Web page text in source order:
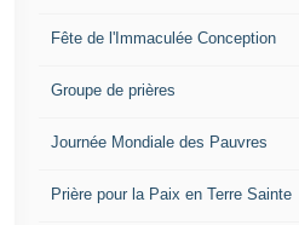
Fête de l'Immaculée Conception
Groupe de prières
Journée Mondiale des Pauvres
Prière pour la Paix en Terre Sainte